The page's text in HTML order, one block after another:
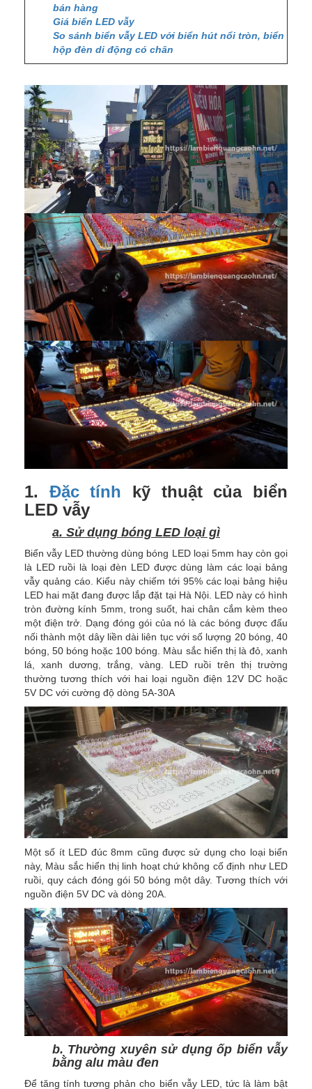
bán hàng
Giá biển LED vẫy
So sánh biển vẫy LED với biển hút nổi tròn, biển
hộp đèn di động có chân
1. Đặc tính kỹ thuật của biển
LED vẫy
a. Sử dụng bóng LED loại gì
Biển vẫy LED thường dùng bóng LED loại 5mm hay còn gọi
là LED ruồi là loại đèn LED được dùng làm các loại bảng
vẫy quảng cáo. Kiểu này chiếm tới 95% các loại bảng hiệu
LED hai mặt đang được lắp đặt tại Hà Nội. LED này có hình
tròn đường kính 5mm, trong suốt, hai chân cắm kèm theo
một điện trở. Dạng đóng gói của nó là các bóng được đấu
nối thành một dây liền dài liên tục với số lượng 20 bóng, 40
bóng, 50 bóng hoặc 100 bóng. Màu sắc hiển thị là đỏ, xanh
lá, xanh dương, trắng, vàng. LED ruồi trên thị trường
thường tương thích với hai loại nguồn điện 12V DC hoặc
5V DC với cường độ dòng 5A-30A
Một số ít LED đúc 8mm cũng được sử dụng cho loại biển
này, Màu sắc hiển thị linh hoạt chứ không cố định như LED
ruồi, quy cách đóng gói 50 bóng một dây. Tương thích với
nguồn điện 5V DC và dòng 20A.
b. Thường xuyên sử dụng ốp biển vẫy
bằng alu màu đen
Để tăng tính tương phản cho biển vẫy LED, tức là làm bật